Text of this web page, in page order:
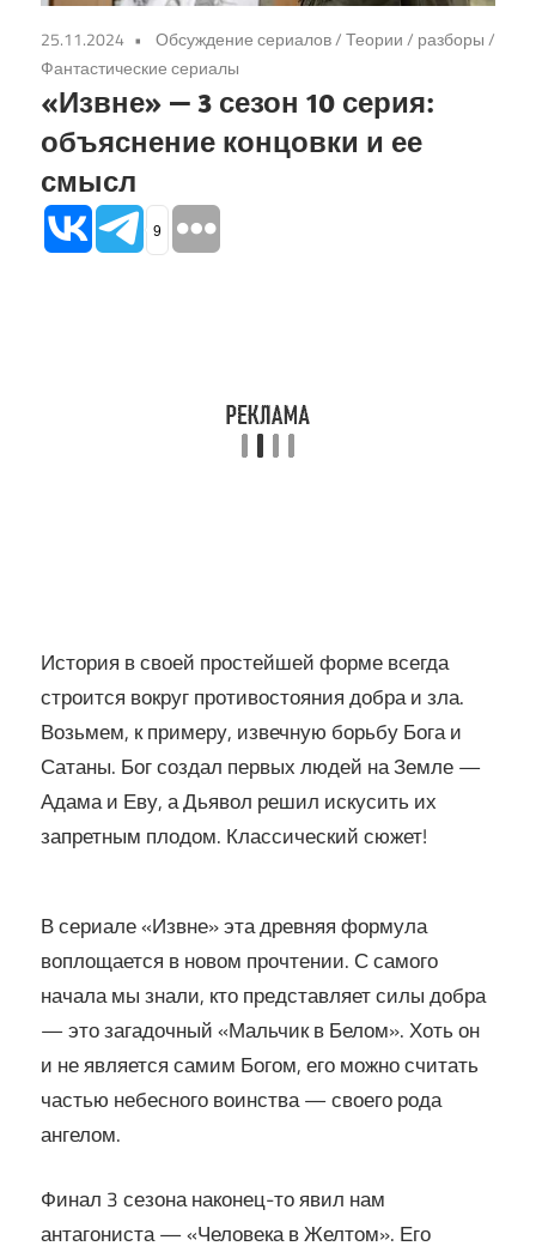
25.11.2024 Обсуждение сериалов/Теории / разборы/
Фантастические сериалы
«Извне» — 3 сезон 10 серия:
объяснение концовки и ее
смысл
9
История в своей простейшей форме всегда
строится вокруг противостояния добра и зла.
Возьмем, к примеру, извечную борьбу Бога и
Сатаны. Бог создал первых людей на Земле —
Адама и Еву, а Дьявол решил искусить их
запретным плодом. Классический сюжет!
В сериале «Извне» эта древняя формула
воплощается в новом прочтении. С самого
начала мы знали, кто представляет силы добра
— это загадочный «Мальчик в Белом». Хоть он
и не является самим Богом, его можно считать
частью небесного воинства — своего рода
ангелом.
Финал 3 сезона наконец-то явил нам
антагониста — «Человека в Желтом». Его